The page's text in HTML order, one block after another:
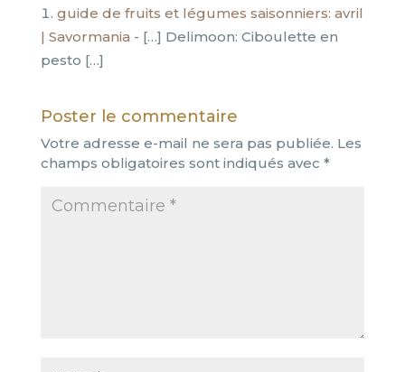
guide de fruits et légumes saisonniers: avril
| Savormania - […] Delimoon: Ciboulette en
pesto […]
Poster le commentaire
Votre adresse e-mail ne sera pas publiée. Les
champs obligatoires sont indiqués avec *